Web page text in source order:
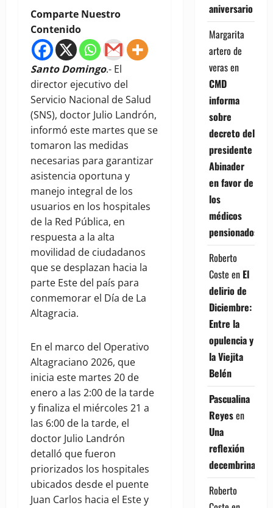
Comparte Nuestro
Contenido
Santo Domingo.- El
director ejecutivo del
Servicio Nacional de Salud
(SNS), doctor Julio Landrón,
informó este martes que se
tomaron las medidas
necesarias para garantizar
asistencia oportuna y
manejo integral de los
usuarios en los hospitales
de la Red Pública, en
respuesta a la alta
movilidad de ciudadanos
que se desplazan hacia la
parte Este del país para
conmemorar el Día de La
Altagracia.
En el marco del Operativo
Altagraciano 2026, que
inicia este martes 20 de
enero a las 2:00 de la tarde
y finaliza el miércoles 21 a
las 6:00 de la tarde, el
doctor Julio Landrón
detalló que fueron
priorizados los hospitales
ubicados desde el puente
Juan Carlos hacia el Este y
aniversario
Margarita
artero de
verasen
CMD
informa
sobre
decreto del
presidente
Abinader
en favor de
los
médicos
pensionados
Roberto
Coste en El
delirio de
Diciembre:
Entre la
opulencia y
la Viejita
Belén
Pascualina
Reyesen
Una
reflexión
decembrina
Roberto